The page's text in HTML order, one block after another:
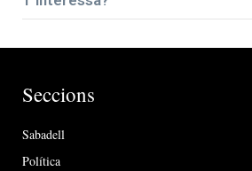
Seccions
Sabadell
Política